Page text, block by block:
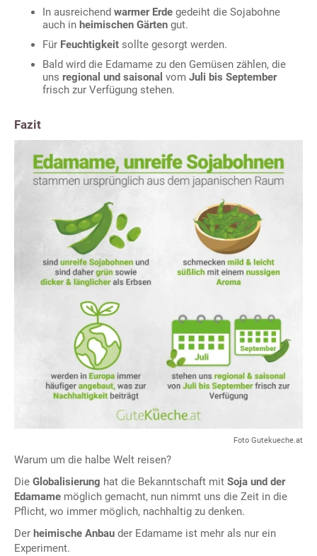
In ausreichend warmer Erde gedeiht die Sojabohne
auch in heimischen Gärten gut.
Für Feuchtigkeit sollte gesorgt werden.
Bald wird die Edamame zu den Gemüsen zählen, die
uns regional und saisonal vom Juli bis September
frisch zur Verfügung stehen.
Fazit
Foto Gutekueche.at
Warum um die halbe Welt reisen?
Die Globalisierung hat die Bekanntschaft mit Soja und der
Edamame möglich gemacht, nun nimmt uns die Zeit in die
Pflicht, wo immer möglich, nachhaltig zu denken.
Der heimische Anbau der Edamame ist mehr als nur ein
Experiment.